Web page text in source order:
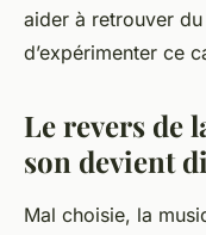
aider à retrouver
d’expérimenter ce
Le revers de
son devient
Mal choisie, la